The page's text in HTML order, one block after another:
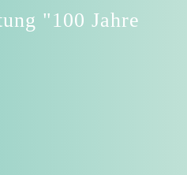
"100 Jahre